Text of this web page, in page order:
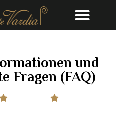
und
Fragen (FAQ)